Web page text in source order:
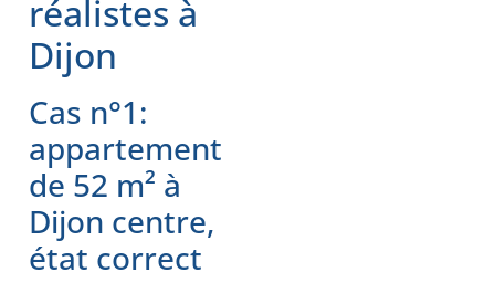
réalistes à
Dijon
Cas n°1:
appartement
de 52 m² à
Dijon centre,
état correct